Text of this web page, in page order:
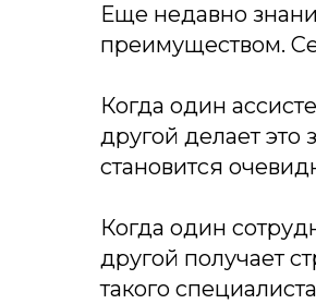
Еще недавно
преимуществом.
Когда один
другой делает
становится
Когда один
другой получает
такого